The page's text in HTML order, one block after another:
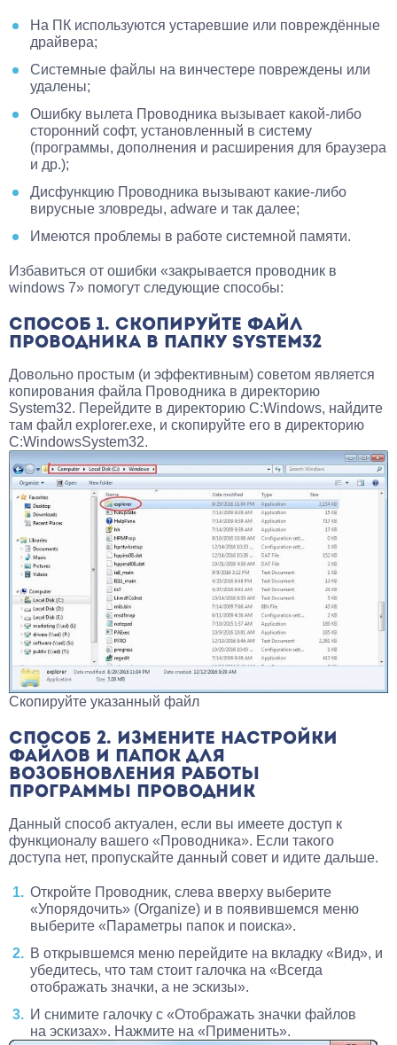
На ПК используются устаревшие или повреждённые
драйвера;
Системные файлы на винчестере повреждены или
удалены;
Ошибку вылета Проводника вызывает какой-либо
сторонний софт, установленный в систему
(программы, дополнения и расширения для браузера
и др.);
Дисфункцию Проводника вызывают какие-либо
вирусные зловреды, adware и так далее;
Имеются проблемы в работе системной памяти.
Избавиться от ошибки «закрывается проводник в
windows 7» помогут следующие способы:
СПОСОБ 1. СКОПИРУЙТЕ ФАЙЛ
ПРОВОДНИКА В ПАПКУ SYSTEM32
Довольно простым (и эффективным) советом является
копирования файла Проводника в директорию
System32. Перейдите в директорию C:Windows, найдите
там файл explorer.exe, и скопируйте его в директорию
C:WindowsSystem32.
Скопируйте указанный файл
СПОСОБ 2. ИЗМЕНИТЕ НАСТРОЙКИ
ФАЙЛОВ И ПАПОК ДЛЯ
ВОЗОБНОВЛЕНИЯ РАБОТЫ
ПРОГРАММЫ ПРОВОДНИК
Данный способ актуален, если вы имеете доступ к
функционалу вашего «Проводника». Если такого
доступа нет, пропускайте данный совет и идите дальше.
Откройте Проводник, слева вверху выберите
«Упорядочить» (Organize) и в появившемся меню
выберите «Параметры папок и поиска».
В открывшемся меню перейдите на вкладку «Вид», и
убедитесь, что там стоит галочка на «Всегда
отображать значки, а не эскизы».
И снимите галочку с «Отображать значки файлов
на эскизах». Нажмите на «Применить».